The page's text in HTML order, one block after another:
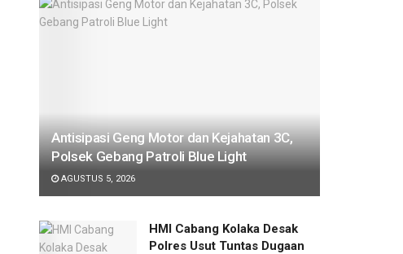
Antisipasi Geng Motor dan Kejahatan 3C,
Polsek Gebang Patroli Blue Light
AGUSTUS 5, 2026
HMI Cabang Kolaka Desak
Polres Usut Tuntas Dugaan